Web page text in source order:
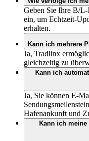
Geben Sie Ihre B/
ein, um Echtzeit-
erhalten.
Kann ich mehrere
Ja, Tradlinx
gleichzeitig zu
Kann ich
Ja, Sie können E-
Hafenankunft und
Kann ich